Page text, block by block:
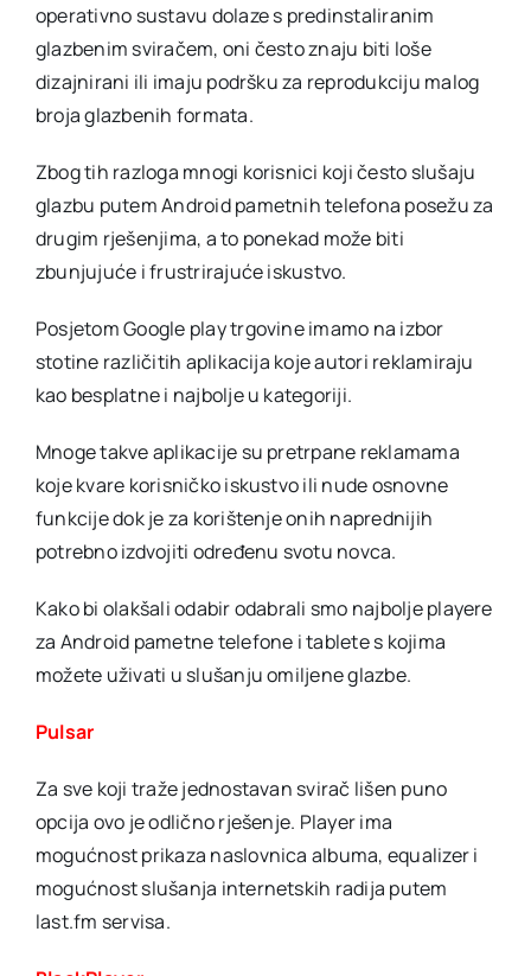
operativno sustavu dolaze s predinstaliranim
glazbenim sviračem, oni često znaju biti loše
dizajnirani ili imaju podršku za reprodukciju malog
broja glazbenih formata.
Zbog tih razloga mnogi korisnici koji često slušaju
glazbu putem Android pametnih telefona posežu za
drugim rješenjima, a to ponekad može biti
zbunjujuće i frustrirajuće iskustvo.
Posjetom Google play trgovine imamo na izbor
stotine različitih aplikacija koje autori reklamiraju
kao besplatne i najbolje u kategoriji.
Mnoge takve aplikacije su pretrpane reklamama
koje kvare korisničko iskustvo ili nude osnovne
funkcije dok je za korištenje onih naprednijih
potrebno izdvojiti određenu svotu novca.
Kako bi olakšali odabir odabrali smo najbolje playere
za Android pametne telefone i tablete s kojima
možete uživati u slušanju omiljene glazbe.
Pulsar
Za sve koji traže jednostavan svirač lišen puno
opcija ovo je odlično rješenje. Player ima
mogućnost prikaza naslovnica albuma, equalizer i
mogućnost slušanja internetskih radija putem
last.fm servisa.